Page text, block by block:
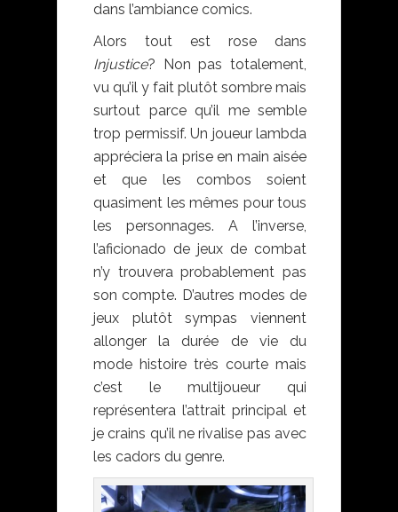
dans l’ambiance comics.
Alors tout est rose dans
Injustice? Non pas totalement,
vu qu’il y fait plutôt sombre mais
surtout parce qu’il me semble
trop permissif. Un joueur lambda
appréciera la prise en main aisée
et que les combos soient
quasiment les mêmes pour tous
les personnages. A l’inverse,
l’aficionado de jeux de combat
n’y trouvera probablement pas
son compte. D’autres modes de
jeux plutôt sympas viennent
allonger la durée de vie du
mode histoire très courte mais
c’est le multijoueur qui
représentera l’attrait principal et
je crains qu’il ne rivalise pas avec
les cadors du genre.